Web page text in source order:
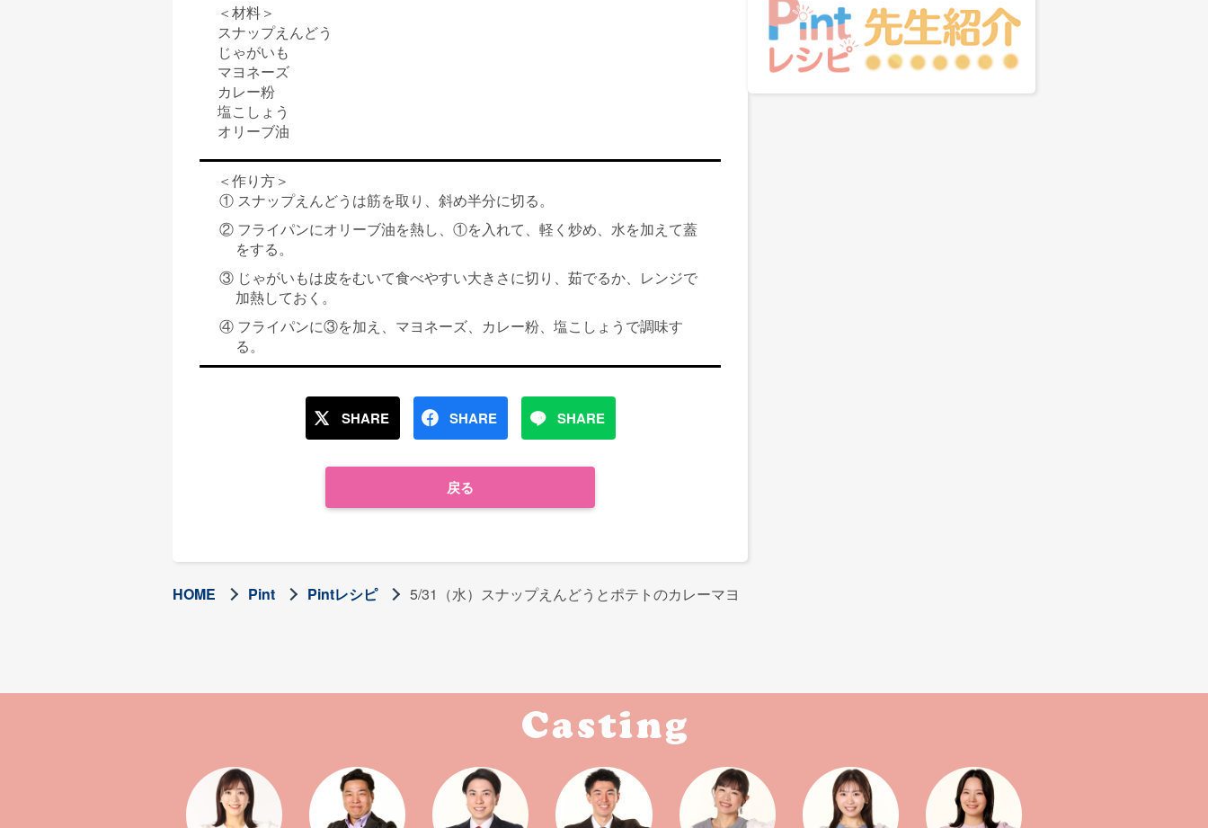
＜材料＞
スナップえんどう
じゃがいも
マヨネーズ
カレー粉
塩こしょう
オリーブ油
＜作り方＞
① スナップえんどうは筋を取り、斜め半分に切る。
② フライパンにオリーブ油を熱し、①を入れて、軽く炒め、水を加えて蓋
をする。
③ じゃがいもは皮をむいて食べやすい大きさに切り、茹でるか、レンジで
加熱しておく。
④ フライパンに③を加え、マヨネーズ、カレー粉、塩こしょうで調味す
る。
SHARE SHARE SHARE
戻る
HOME Pint Pintレシピ 5/31（水）スナップえんどうとポテトのカレーマヨ